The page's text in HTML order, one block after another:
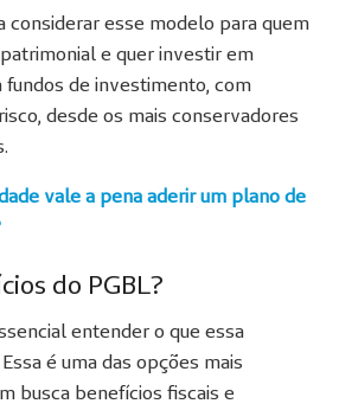
considerar esse modelo para quem
e quer investir em
de investimento, com
desde os mais conservadores
vale a pena aderir um plano de
do PGBL?
entender o que essa
é uma das opções mais
busca benefícios fiscais e